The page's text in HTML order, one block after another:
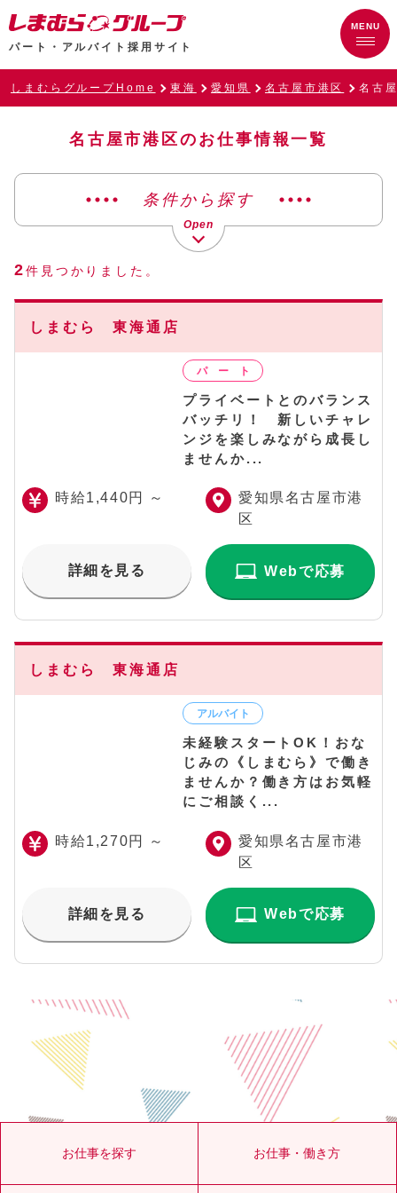
パート・アルバイト採用サイト
しまむらグループHome 東海 愛知県 名古屋市港区 名古
名古屋市港区のお仕事情報一覧
条件から探す
2件見つかりました。
しまむら 東海通店
プライベートとのバランス
バッチリ！ 新しいチャレ
ンジを楽しみながら成長し
ませんか...
時給1,440円 ～
愛知県名古屋市港
区
詳細を見る Webで応募
しまむら 東海通店
未経験スタートOK！おな
じみの《しまむら》で働き
ませんか？働き方はお気軽
にご相談く...
時給1,270円 ～
愛知県名古屋市港
区
詳細を見る Webで応募
お仕事を探す お仕事・働き方